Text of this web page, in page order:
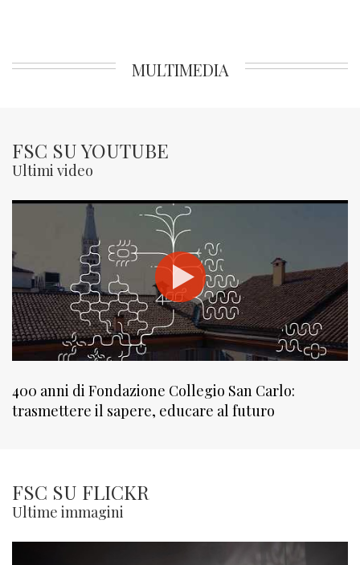
MULTIMEDIA
FSC SU YOUTUBE
Ultimi video
400 anni di Fondazione Collegio San Carlo:
trasmettere il sapere, educare al futuro
FSC SU FLICKR
Ultime immagini